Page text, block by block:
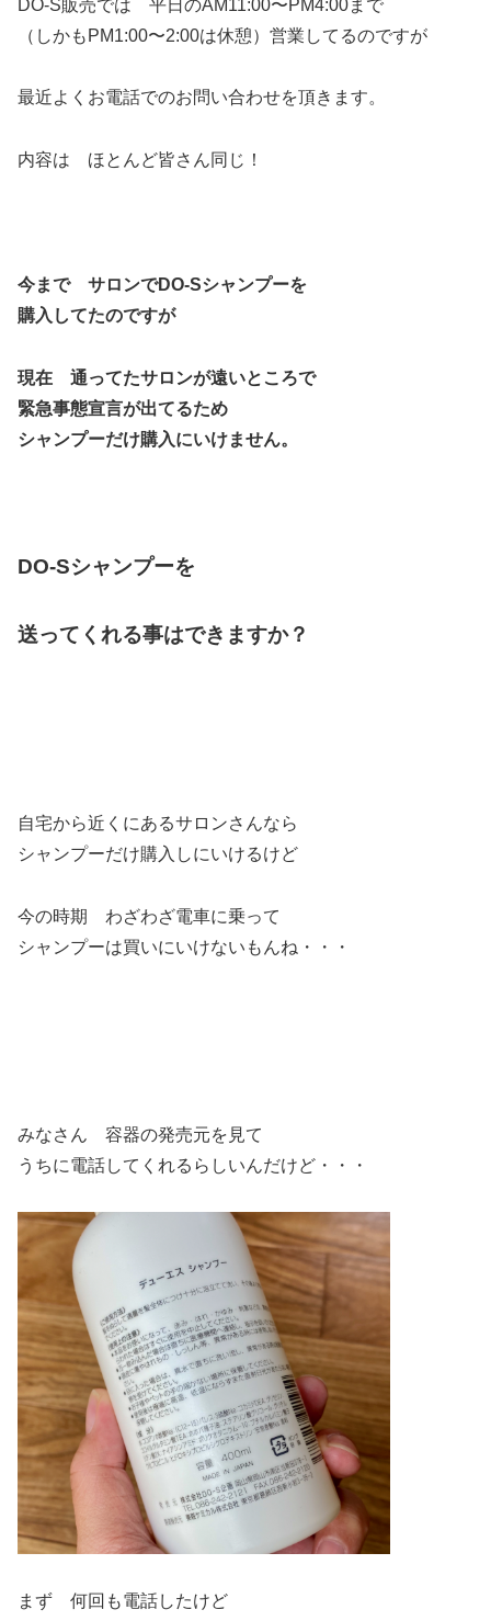
DO-S販売では 平日のAM11:00〜PM4:00まで
（しかもPM1:00〜2:00は休憩）営業してるのですが
最近よくお電話でのお問い合わせを頂きます。
内容は ほとんど皆さん同じ！
今まで サロンでDO-Sシャンプーを
購入してたのですが
現在 通ってたサロンが遠いところで
緊急事態宣言が出てるため
シャンプーだけ購入にいけません。
DO-Sシャンプーを
送ってくれる事はできますか？
自宅から近くにあるサロンさんなら
シャンプーだけ購入しにいけるけど
今の時期 わざわざ電車に乗って
シャンプーは買いにいけないもんね・・・
みなさん 容器の発売元を見て
うちに電話してくれるらしいんだけど・・・
まず 何回も電話したけど